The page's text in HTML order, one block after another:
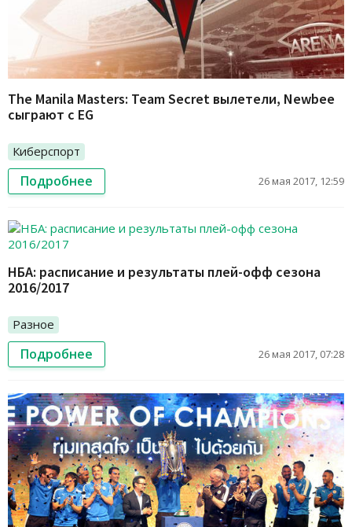
The Manila Masters: Team Secret вылетели, Newbee
сыграют с EG
Киберспорт
Подробнее 26 мая 2017, 12:59
НБА: расписание и результаты плей-офф сезона
2016/2017
Разное
Подробнее 26 мая 2017, 07:28